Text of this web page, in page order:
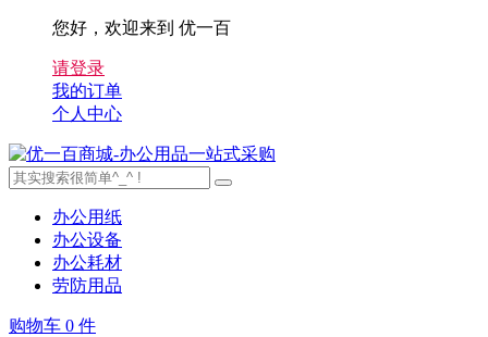
您好，欢迎来到 优一百
请登录
我的订单
个人中心
办公用纸
办公设备
办公耗材
劳防用品
购物车 0 件